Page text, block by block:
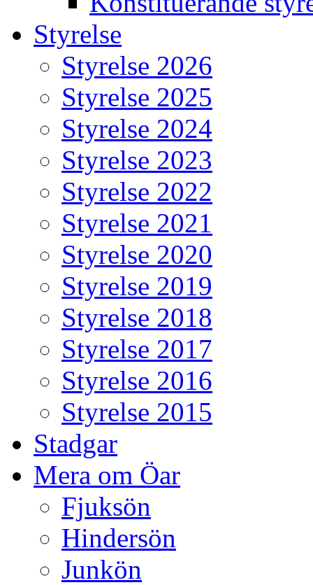
Styrelse
Styrelse 2026
Styrelse 2025
Styrelse 2024
Styrelse 2023
Styrelse 2022
Styrelse 2021
Styrelse 2020
Styrelse 2019
Styrelse 2018
Styrelse 2017
Styrelse 2016
Styrelse 2015
Stadgar
Mera om Öar
Fjuksön
Hindersön
Junkön